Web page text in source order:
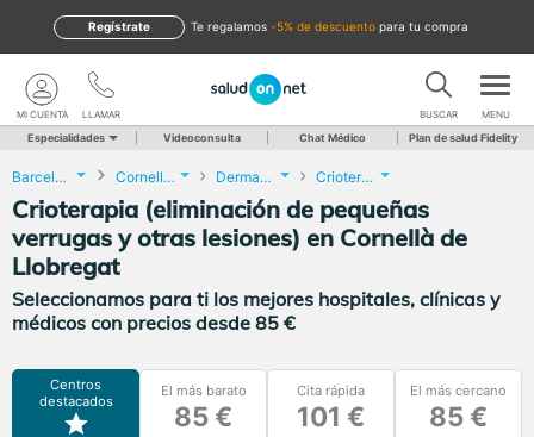
te regalamos -5% de descuento para tu compra
Regístrate
LLAMAR
MI CUENTA BUSCAR MENU
Especialidades Videoconsulta Chat Médico Plan de salud Fidelity
Barcelona Cornellà de Llobregat Dermatología Crioterapia (eliminación de pequeñas verrugas y otras lesiones)
Crioterapia (eliminación de pequeñas
verrugas y otras lesiones) en Cornellà de
Llobregat
Seleccionamos para ti los mejores hospitales, clínicas y
médicos con precios desde 85 €
Centros
destacados
El más barato
85 €
Cita rápida
101 €
El más cercano
85 €